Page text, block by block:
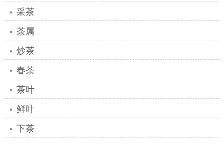
采茶
茶属
炒茶
春茶
茶叶
鲜叶
下茶